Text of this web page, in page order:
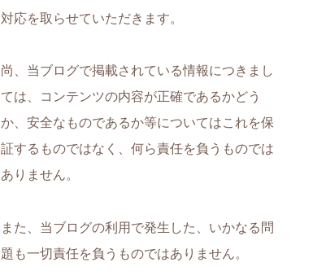
対応を取らせていただきます。
尚、当ブログで掲載されている情報につきまし
ては、コンテンツの内容が正確であるかどう
か、安全なものであるか等についてはこれを保
証するものではなく、何ら責任を負うものでは
ありません。
また、当ブログの利用で発生した、いかなる問
題も一切責任を負うものではありません。